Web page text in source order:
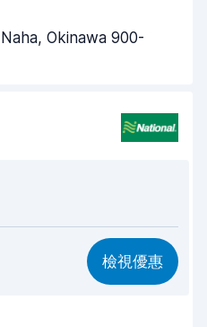
8.2
Okinawa 900-
8.2
8.2
檢視優惠